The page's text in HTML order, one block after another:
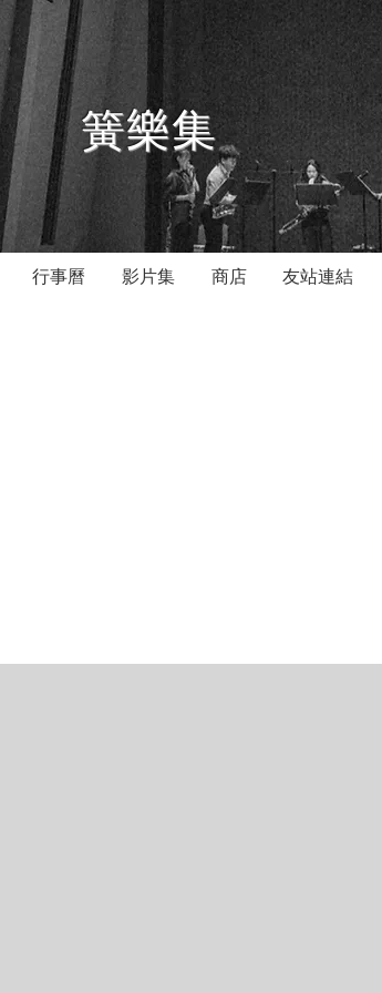
簧樂集
行事曆 影片集 商店 友站連結